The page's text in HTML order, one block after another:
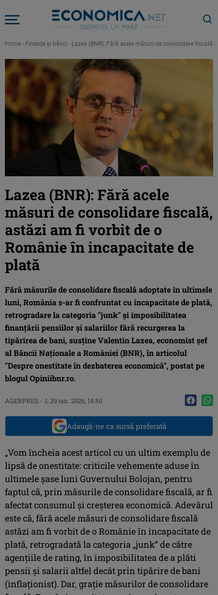
Home - Finanţe şi bănci - Lazea (BNR): Fără acele măsuri de consolidare
Lazea (BNR): Fără acele
măsuri de consolidare fiscală,
astăzi am fi vorbit de o
Românie în incapacitate de
plată
Fără măsurile de consolidare fiscală adoptate în ultimele
luni, România s-ar fi confruntat cu incapacitate de plată,
retrogradare la categoria "junk" şi imposibilitatea
finanţării pensiilor şi salariilor fără recurgerea la
tipărirea de bani, susţine Valentin Lazea, economist şef
al Băncii Naţionale a României (BNR), în articolul
"Despre onestitate în dezbaterea economică", postat pe
blogul Opiniibnr.ro.
AGERPRES - J, 29 ian. 2026, 14:50
Adaugă-ne ca sursă preferată
„Vom încheia acest articol cu un ultim exemplu de
lipsă de onestitate: criticile vehemente aduse în
ultimele şase luni Guvernului Bolojan, pentru
faptul că, prin măsurile de consolidare fiscală, ar fi
afectat consumul şi creşterea economică. Adevărul
este că, fără acele măsuri de consolidare fiscală
astăzi am fi vorbit de o Românie în incapacitate de
plată, retrogradată la categoria „junk” de către
agenţiile de rating, în imposibilitatea de a plăti
pensii şi salarii altfel decât prin tipărire de bani
(inflaţionist). Dar, graţie măsurilor de consolidare